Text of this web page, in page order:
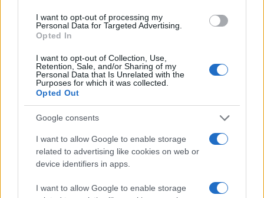
I want to opt-out of processing my
Personal Data for Targeted Advertising.
Opted In
I want to opt-out of Collection, Use,
Retention, Sale, and/or Sharing of my
Personal Data that Is Unrelated with the
Purposes for which it was collected.
Opted Out
Google consents
I want to allow Google to enable storage
related to advertising like cookies on web or
device identifiers in apps.
I want to allow Google to enable storage
Δημήτρης Γαλαμάτης
Τετάρτη 22 Μαΐ 2019, 18:01
Δεν είναι η συμμετοχή το πρόβλημα…
Τετάρτη 15 Μαΐ 2019, 18:01
Οι συλλογικότητες και τα μητρώα στελεχών